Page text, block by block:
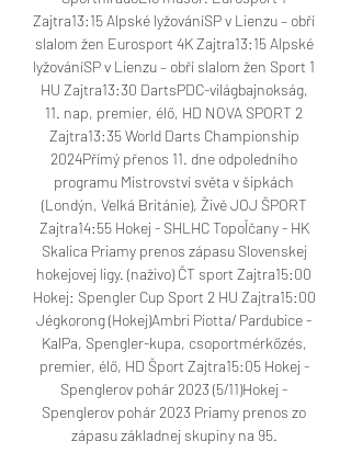
Zajtra13:15 Alpské lyžováníSP v Lienzu – obří
slalom žen Eurosport 4K Zajtra13:15 Alpské
lyžováníSP v Lienzu – obří slalom žen Sport 1
HU Zajtra13:30 DartsPDC-világbajnokság,
11. nap, premier, élő, HD NOVA SPORT 2
Zajtra13:35 World Darts Championship
2024Přímý přenos 11. dne odpoledního
programu Mistrovství světa v šipkách
(Londýn, Velká Británie), Živě JOJ ŠPORT
Zajtra14:55 Hokej - SHLHC Topoľčany - HK
Skalica Priamy prenos zápasu Slovenskej
hokejovej ligy. (naživo) ČT sport Zajtra15:00
Hokej: Spengler Cup Sport 2 HU Zajtra15:00
Jégkorong (Hokej)Ambri Piotta/ Pardubice -
KalPa, Spengler-kupa, csoportmérkőzés,
premier, élő, HD Šport Zajtra15:05 Hokej -
Spenglerov pohár 2023 (5/11)Hokej -
Spenglerov pohár 2023 Priamy prenos zo
zápasu základnej skupiny na 95.